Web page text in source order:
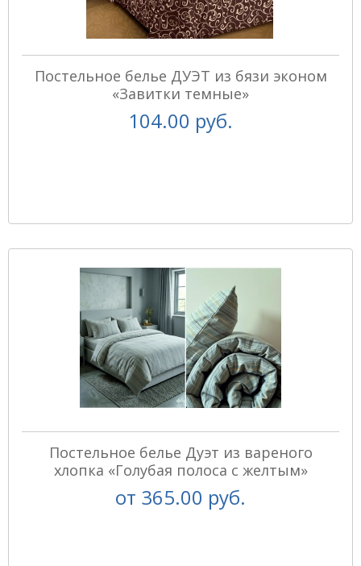
Постельное белье ДУЭТ из бязи эконом
«Завитки темные»
104.00 руб.
Постельное белье Дуэт из вареного
хлопка «Голубая полоса с желтым»
от 365.00 руб.